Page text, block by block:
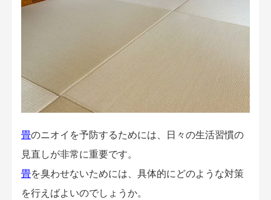
畳のニオイを予防するためには、日々の生活習慣の
見直しが非常に重要です。
畳を臭わせないためには、具体的にどのような対策
を行えばよいのでしょうか。